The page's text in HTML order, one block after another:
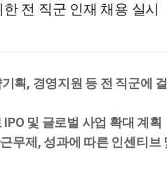
전 직군 인재 채용 실시
획, 경영지원 등 전 직군에
및 글로벌 사업 확대 계획
무제, 성과에 따른 인센티브